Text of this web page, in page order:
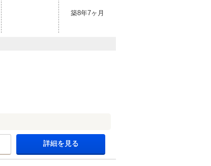
築8年7ヶ月
詳細を見る